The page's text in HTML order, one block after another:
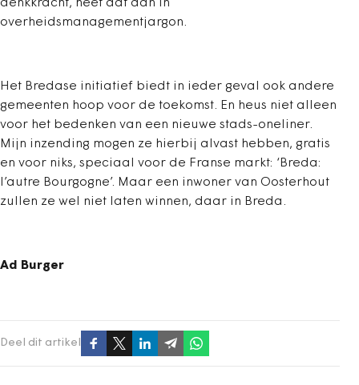
denkkracht, heet dat dan in
overheidsmanagementjargon.
Het Bredase initiatief biedt in ieder geval ook andere
gemeenten hoop voor de toekomst. En heus niet alleen
voor het bedenken van een nieuwe stads-oneliner.
Mijn inzending mogen ze hierbij alvast hebben, gratis
en voor niks, speciaal voor de Franse markt: ‘Breda:
l’autre Bourgogne’. Maar een inwoner van Oosterhout
zullen ze wel niet laten winnen, daar in Breda.
Ad Burger
Deel dit artikel